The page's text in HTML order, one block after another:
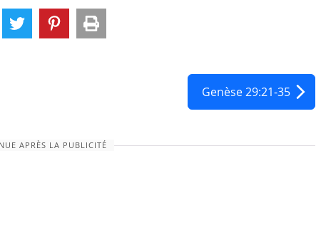
Genèse 29:21-35
APRÈS LA PUBLICITÉ